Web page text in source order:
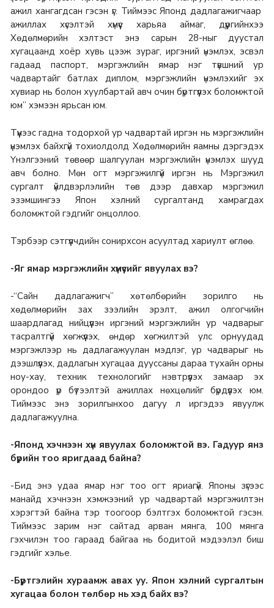
ажил хангагдсан гэсэн үг. Тиймээс Японд дадлагажигчаар
ажиллах хүсэлтэй хүмүүс харьяа аймаг, дүүргийнхээ
Хөдөлмөрийн хэлтэст энэ сарын 28-ныг дуустал
хугацаанд хоёр хувь цээж зураг, иргэний үнэмлэх, эсвэл
гадаад паспорт, мэргэжлийн ямар нэг түвшний ур
чадвартайг батлах диплом, мэргэжлийн үнэмлэхийг эх
хувиар нь болон хуулбартай авч очин бүртгүүлэх боломжтой
юм” хэмээн ярьсан юм.
Түүнээс гадна тодорхой ур чадвартай иргэн нь мэргэжлийн
үнэмлэх байхгүй тохиолдолд Хөдөлмөрийн яамны дэргэдэх
Үнэлгээний төвөөр шалгуулан мэргэжлийн үнэмлэх шууд
авч болно. Мөн огт мэргэжилгүй иргэн нь Мэргэжил
сургалт үйлдвэрлэлийн төв дээр давхар мэргэжил
эзэмшингээ Япон хэлний сургалтанд хамрагдах
боломжтой гэдгийг онцоллоо.
Тэрбээр сэтгүүлчдийн сонирхсон асуултад хариулт өглөө.
-Яг ямар мэргэжлийн хүмүүсийг явуулах вэ?
-“Сайн дадлагажигч” хөтөлбөрийн зорилго нь
хөдөлмөрийн зах зээлийн эрэлт, ажил олгогчийн
шаардлагад нийцүүлэн иргэний мэргэжлийн ур чадварыг
тасралтгүй хөгжүүлэх, өндөр хөгжилтэй улс орнуудад
мэргэжлээр нь дадлагажуулан мэдлэг, ур чадварыг нь
дээшлүүлэх, дадлагын хугацаа дууссаны дараа тухайн орны
ноу-хау, техник технологийг нэвтрүүлэх замаар эх
орондоо үр бүтээлтэй ажиллах нөхцөлийг бүрдүүлэх юм.
Тиймээс энэ зорилгынхоо дагуу л иргэдээ явуулж
дадлагажуулна.
-Японд хэчнээн хүн явуулах боломжтой вэ. Гадуур янз
бүрийн тоо яригдаад байна?
-Бид энэ удаа ямар нэг тоо огт яриагүй. Японы зүгээс
манайд хэчнээн хэмжээний ур чадвартай мэргэжилтэн
хэрэгтэй байна тэр тоогоор бэлтгэх боломжтой гэсэн.
Тиймээс зарим нэг сайтад арван мянга, 100 мянга
гэхчилэн тоо гараад байгаа нь бодитой мэдээлэл биш
гэдгийг хэлье.
-Бүртгэлийн хураамж авах уу. Япон хэлний сургалтын
хугацаа болон төлбөр нь хэд байх вэ?